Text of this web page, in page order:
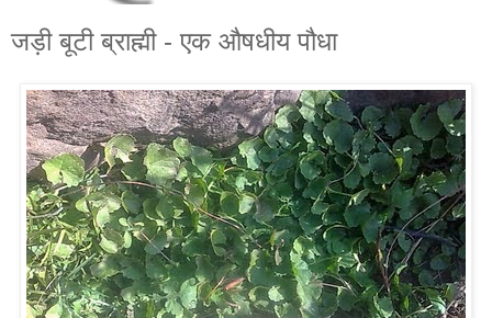
जड़ी बूटी ब्राह्मी - एक औषधीय पौधा